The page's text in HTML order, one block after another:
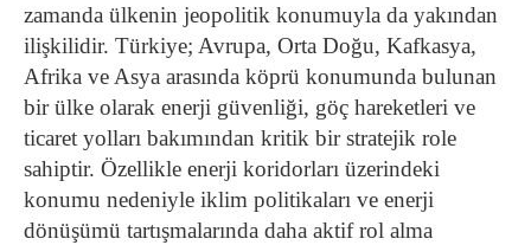
zamanda ülkenin jeopolitik konumuyla da yakından
ilişkilidir. Türkiye; Avrupa, Orta Doğu, Kafkasya,
Afrika ve Asya arasında köprü konumunda bulunan
bir ülke olarak enerji güvenliği, göç hareketleri ve
ticaret yolları bakımından kritik bir stratejik role
sahiptir. Özellikle enerji koridorları üzerindeki
konumu nedeniyle iklim politikaları ve enerji
dönüşümü tartışmalarında daha aktif rol alma